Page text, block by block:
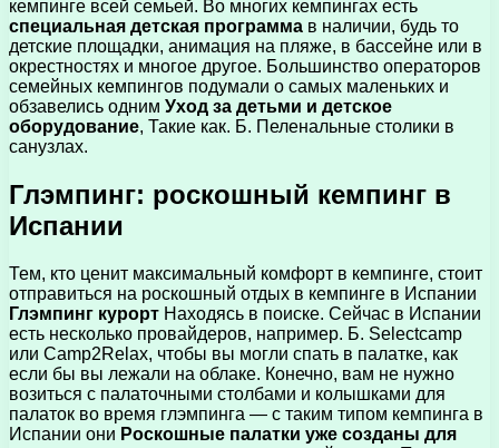
кемпинге всей семьей. Во многих кемпингах есть
специальная детская программа в наличии, будь то
детские площадки, анимация на пляже, в бассейне или в
окрестностях и многое другое. Большинство операторов
семейных кемпингов подумали о самых маленьких и
обзавелись одним Уход за детьми и детское
оборудование, Такие как. Б. Пеленальные столики в
санузлах.
Глэмпинг: роскошный кемпинг в
Испании
Тем, кто ценит максимальный комфорт в кемпинге, стоит
отправиться на роскошный отдых в кемпинге в Испании
Глэмпинг курорт Находясь в поиске. Сейчас в Испании
есть несколько провайдеров, например. Б. Selectcamp
или Camp2Relax, чтобы вы могли спать в палатке, как
если бы вы лежали на облаке. Конечно, вам не нужно
возиться с палаточными столбами и колышками для
палаток во время глэмпинга — с таким типом кемпинга в
Испании они Роскошные палатки уже созданы для